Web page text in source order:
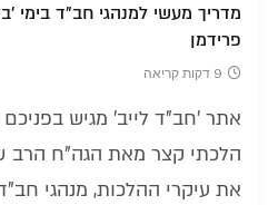
מדריך מעשי למנהגי חב"ד בימי
פרידמן
9 דקות קריאה
אתר 'חב"ד לייב' מגיש
הלכתי קצר מאת הגה"ח הרב
את עיקרי ההלכות, מנהגי